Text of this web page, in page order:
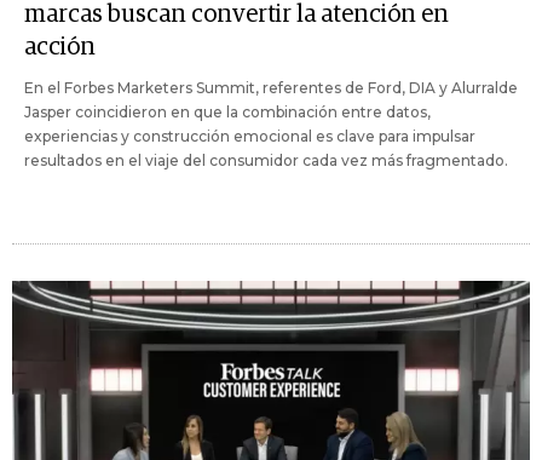
marcas buscan convertir la atención en
acción
En el Forbes Marketers Summit, referentes de Ford, DIA y Alurralde
Jasper coincidieron en que la combinación entre datos,
experiencias y construcción emocional es clave para impulsar
resultados en el viaje del consumidor cada vez más fragmentado.